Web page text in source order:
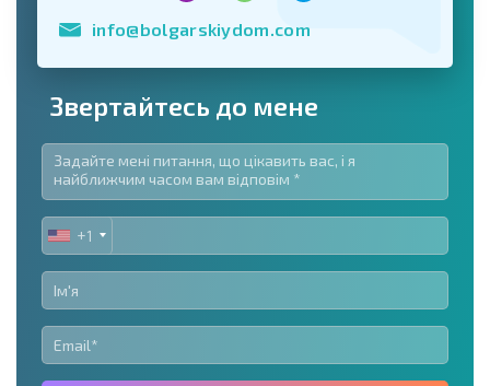
info@bolgarskiydom.com
Звертайтесь до мене
UNITED
STATES
+1
+1